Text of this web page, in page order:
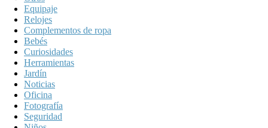
Equipaje
Relojes
Complementos de ropa
Bebés
Curiosidades
Herramientas
Jardín
Noticias
Oficina
Fotografía
Seguridad